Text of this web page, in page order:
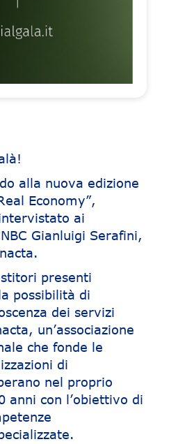
alla nuova edizione
Economy”,
ai
Gianluigi Serafini,
presenti
possibilità di
dei servizi
un’associazione
che fonde le
di
nel proprio
con l’obiettivo di